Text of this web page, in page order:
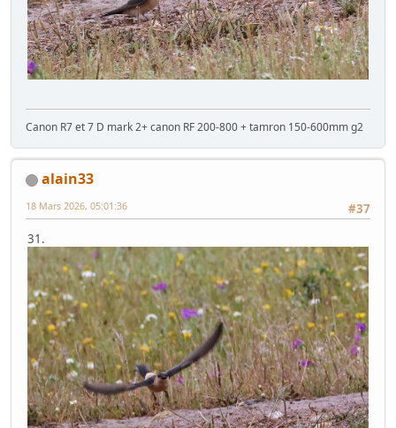
Canon R7 et 7 D mark 2+ canon RF 200-800 + tamron 150-600mm g2
alain33
#37
18 Mars 2026, 05:01:36
31.